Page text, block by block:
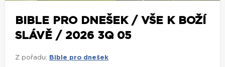
BIBLE PRO DNEŠEK / VŠE K BOŽÍ
SLÁVĚ / 2026 3Q 05
Z pořadu: Bible pro dnešek